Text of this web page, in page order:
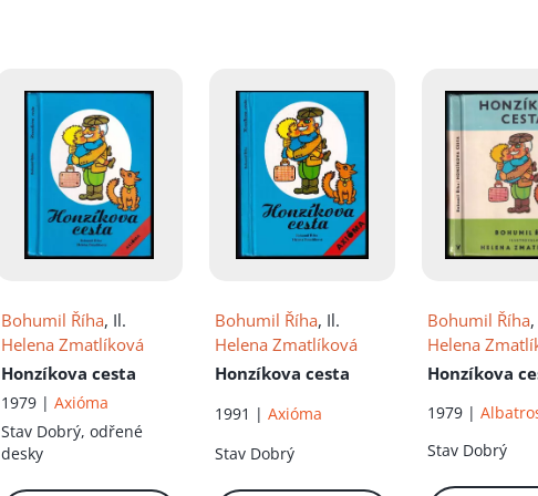
Bohumil Říha, Il.
Helena Zmatlíková
Honzíkova cesta
1979 |Axióma
Stav Dobrý, odřené
desky
Bohumil Říha, Il.
Helena Zmatlíková
Honzíkova cesta
1991 | Axióma
Stav Dobrý
Bohumil Říha
Helena
Honzíkova
1979 |
Stav Dobrý